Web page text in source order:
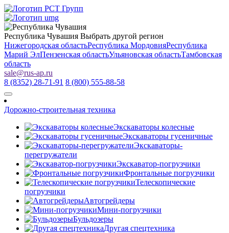
Республика Чувашия Выбрать другой регион
Нижегородская областьРеспублика МордовияРеспублика
Марий ЭлПензенская областьУльяновская областьТамбовская
область
sale@rus-ap.ru
8 (8352) 28-71-91 8 (800) 555-88-58
Дорожно-строительная техника
Экскаваторы колесные
Экскаваторы гусеничные
Экскаваторы-
перегружатели
Экскаватор-погрузчики
Фронтальные погрузчики
Телескопические
погрузчики
Автогрейдеры
Мини-погрузчики
Бульдозеры
Другая спецтехника